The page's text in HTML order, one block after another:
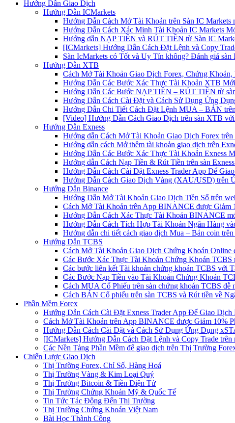
Hướng Dẫn Giao Dịch
Hướng Dẫn ICMarkets
Hướng Dẫn Cách Mở Tài Khoản trên Sàn IC Markets
Hướng Dẫn Cách Xác Minh Tài Khoản IC Markets
Hướng dẫn NẠP TIỀN và RÚT TIỀN từ Sàn IC
[ICMarkets] Hướng Dẫn Cách Đặt Lệnh và Copy
Sàn IcMarkets có Tốt và Uy Tín không? Đánh giá sàn
Hướng Dẫn XTB
Cách Mở Tài Khoản Giao Dịch Forex, Chứng
Hướng Dẫn Các Bước Xác Thực Tài Khoản XTB
Hướng Dẫn Các Bước NẠP TIỀN – RÚT TIỀN từ
Hướng Dẫn Cách Cài Đặt và Cách Sử Dụng Ứng
Hướng Dẫn Chi Tiết Cách Đặt Lệnh MUA – BÁN
[Video] Hướng Dẫn Cách Giao Dịch trên sàn XTB
Hướng Dẫn Exness
Hướng dẫn Cách Mở Tài Khoản Giao Dịch Forex trên
Hướng dẫn cách Mở thêm tài khoản giao dịch trên
Hướng Dẫn Các Bước Xác Thực Tài Khoản Exness
Hướng dẫn Cách Nạp Tiền & Rút Tiền trên sàn
Hướng Dẫn Cách Cài Đặt Exness Trader App Để
Hướng Dẫn Cách Giao Dịch Vàng (XAU/USD) trên
Hướng Dẫn Binance
Hướng Dẫn Mở Tài Khoản Giao Dịch Tiền Số trên
Cách Mở Tài Khoản trên App BINANCE được Giảm
Hướng Dẫn Cách Xác Thực Tài Khoản BINANCE
Hướng Dẫn Cách Tích Hợp Tài Khoản Ngân Hàng
Hướng dẫn chi tiết cách giao dịch Mua – Bán coin
Hướng Dẫn TCBS
Cách Mở Tài Khoản Giao Dịch Chứng Khoán Online
Các Bước Xác Thực Tài Khoản Chứng Khoán TCBS
Các bước liên kết Tài khoản chứng khoán TCBS với
Các Bước Nạp Tiền vào Tài Khoản Chứng Khoán
Cách MUA Cổ Phiếu trên sàn chứng khoán TCBS dễ
Cách BÁN Cổ phiếu trên sàn TCBS và Rút tiền về
Phần Mềm Forex
Hướng Dẫn Cách Cài Đặt Exness Trader App Để Giao Dịch
Cách Mở Tài Khoản trên App BINANCE được Giảm 10%
Hướng Dẫn Cách Cài Đặt và Cách Sử Dụng Ứng Dụng
[ICMarkets] Hướng Dẫn Cách Đặt Lệnh và Copy Trade trên
Các Nền Tảng Phần Mềm để giao dịch trên Thị Trường
Chiến Lược Giao Dịch
Thị Trường Forex, Chỉ Số, Hàng Hoá
Thị Trường Vàng & Kim Loại Quý
Thị Trường Bitcoin & Tiền Điện Tử
Thị Trường Chứng Khoán Mỹ & Quốc Tế
Tin Tức Tác Động Đến Thị Trường
Thị Trường Chứng Khoán Việt Nam
Bài Học Thành Công